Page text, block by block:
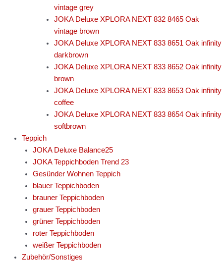
vintage grey
JOKA Deluxe XPLORA NEXT 832 8465 Oak
vintage brown
JOKA Deluxe XPLORA NEXT 833 8651 Oak infinity
darkbrown
JOKA Deluxe XPLORA NEXT 833 8652 Oak infinity
brown
JOKA Deluxe XPLORA NEXT 833 8653 Oak infinity
coffee
JOKA Deluxe XPLORA NEXT 833 8654 Oak infinity
softbrown
Teppich
JOKA Deluxe Balance25
JOKA Teppichboden Trend 23
Gesünder Wohnen Teppich
blauer Teppichboden
brauner Teppichboden
grauer Teppichboden
grüner Teppichboden
roter Teppichboden
weißer Teppichboden
Zubehör/Sonstiges